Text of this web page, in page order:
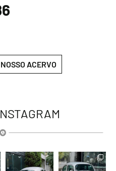
ACERVO
lart.br
Ago 6
lart.br
Ago 6